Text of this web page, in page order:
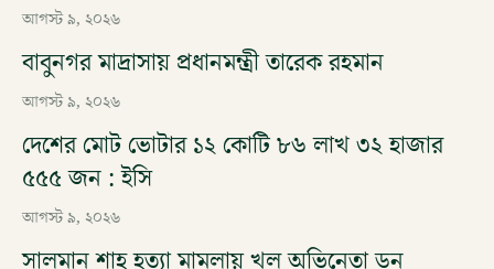
আগস্ট ৯, ২০২৬
বাবুনগর মাদ্রাসায় প্রধানমন্ত্রী তারেক রহমান
আগস্ট ৯, ২০২৬
দেশের মোট ভোটার ১২ কোটি ৮৬ লাখ ৩২ হাজার
৫৫৫ জন : ইসি
আগস্ট ৯, ২০২৬